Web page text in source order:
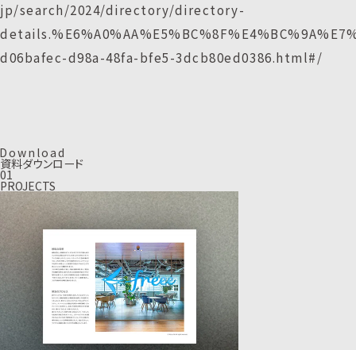
jp/search/2024/directory/directory-
d06bafec-d98a-48fa-bfe5-3dcb80ed0386.html#/
Down load
資料ダウンロード
01
PROJECTS